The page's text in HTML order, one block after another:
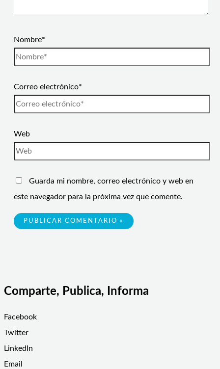
Nombre*
Correo electrónico*
Web
Guarda mi nombre, correo electrónico y web en
este navegador para la próxima vez que comente.
Comparte, Publica, Informa
Facebook
Twitter
LinkedIn
Email